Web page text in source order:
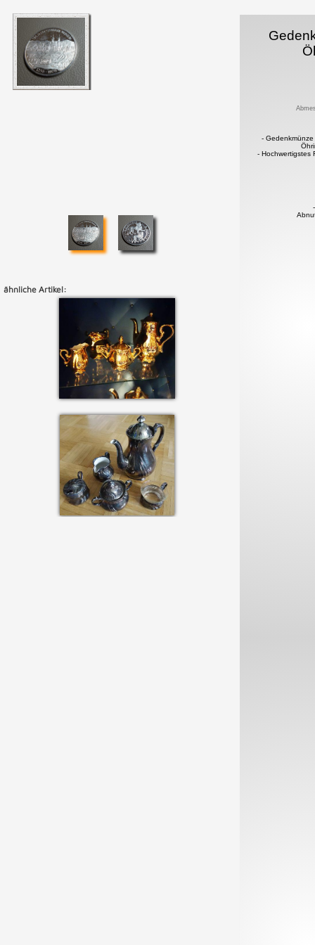
ähnliche Artikel:
-
- Hochwertigstes